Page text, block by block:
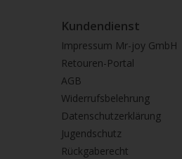
Kundendienst
Impressum Mr-joy GmbH
Retouren-Portal
AGB
Widerrufsbelehrung
Datenschutzerklärung
Jugendschutz
Rückgaberecht